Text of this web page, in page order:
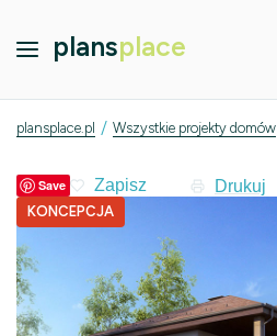
plansplace
plansplace.pl / Wszystkie projekty domów
Save Drukuj
KONCEPCJA